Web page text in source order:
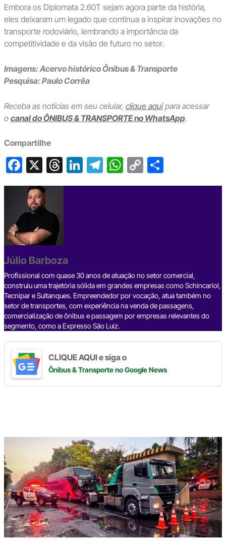
Embora os Diplomata 2.60T sejam agora parte da história,
eles deixaram um legado que continua a inspirar inovações no
transporte rodoviário, lembrando a importância da
competitividade e da visão de futuro no setor.
Imagens: Acervo histórico Ônibus & Transporte
Pesquisa: Paulo Corrêa
Receba as notícias em seu celular, clique aquipara acessar
o canal do ÔNIBUS & TRANSPORTE no WhatsApp.
Compartilhe
F
a
c
e
b
o
o
k
X T
hr
s
Li
n
T
el
W
h
C
o
S
h
Júlio Barboza
Profissional com quase 30 anos de atuação no setor comercial,
construiu uma trajetória sólida em grandes empresas como Schincariol,
Tecnipar e Sultanques. Empreendedor por vocação, atua também no
setor de transportes, com experiência na venda de passagens,
comercialização de ônibus e passagem por empresas relevantes do
segmento, como a Expresso São Luiz.
CLIQUE AQUI e siga o
Ônibus & Transporteno Google News
o
seu
e-
mail